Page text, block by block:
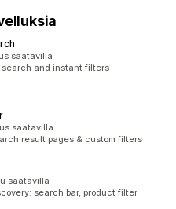
saatavilla
search and instant filters
saatavilla
result pages & custom filters
saatavilla
search bar, product filter